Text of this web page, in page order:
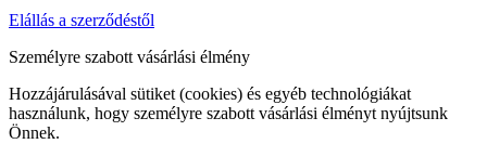
Elállás a szerződéstől
Személyre szabott vásárlási élmény
Hozzájárulásával sütiket (cookies) és egyéb technológiákat
használunk, hogy személyre szabott vásárlási élményt nyújtsunk
Önnek.